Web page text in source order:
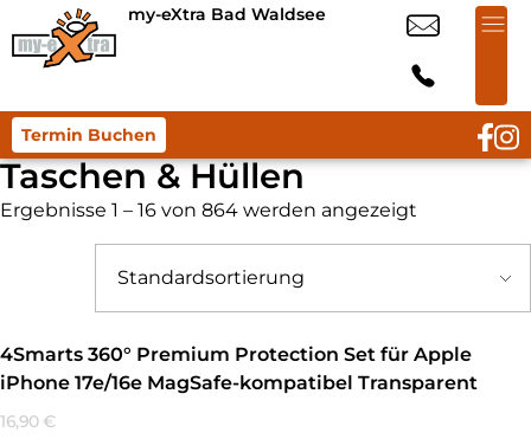
my-eXtra Bad Waldsee
Termin Buchen
Taschen & Hüllen
Ergebnisse 1 – 16 von 864 werden angezeigt
4Smarts 360° Premium Protection Set für Apple
iPhone 17e/16e MagSafe-kompatibel Transparent
16,90 €